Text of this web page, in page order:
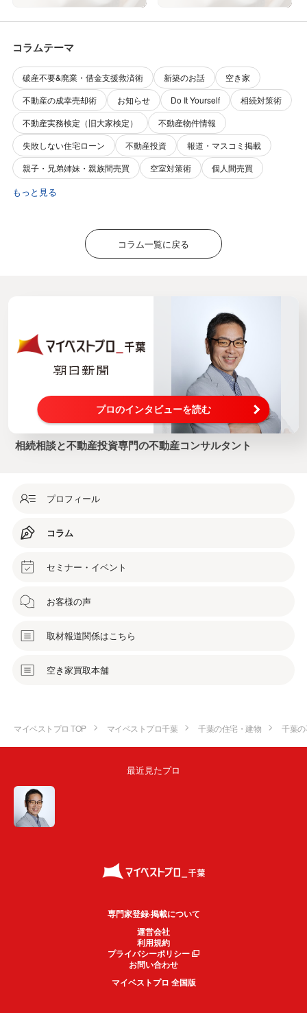
コラムテーマ
破産不要&廃業・借金支援救済術 新築のお話
空き家
不動産の成幸売却術
お知らせ Do It Yourself
相続対策術
不動産実務検定（旧大家検定）
不動産物件情報
失敗しない住宅ローン
不動産投資
報道・マスコミ掲載
親子・兄弟姉妹・親族間売買
空室対策術 個人間売買
もっと見る
コラム一覧に戻る
プロのインタビューを読む
相続相談と不動産投資専門の不動産コンサルタント
プロフィール
コラム
セミナー・イベント
お客様の声
取材報道関係はこちら
空き家買取本舗
マイベストプロ TOP マイベストプロ千葉 千葉の住宅・建物 千葉
最近見たプロ
専門家登録·掲載について
運営会社
利用規約
プライバシーポリシー
お問い合わせ
マイベストプロ 全国版